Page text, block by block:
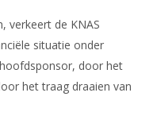
verkeert de KNAS
situatie onder
door het
het traag draaien van